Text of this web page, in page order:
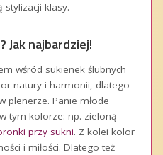
stylizacji klasy.
Jak najbardziej!
wśród sukienek ślubnych
natury i harmonii, dlatego
plenerze. Panie młode
tym kolorze: np. zieloną
przy sukni. Z kolei kolor
i miłości. Dlatego też